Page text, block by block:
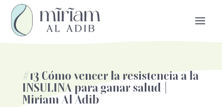
#13 Cómo vencer la resistencia a la
INSULINA para ganar salud |
Miriam Al Adib